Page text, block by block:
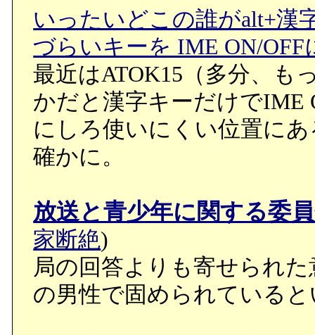
いったいどこの誰がalt+漢
づらいキーを IME ON/
最近はATOK15（多分、も
かだと漢字キーだけでIME
にしろ使いにくい位置に
確かに。
放送と青少年に関する委
家断絶)
局の回答よりも寄せられ
の男性で固められている